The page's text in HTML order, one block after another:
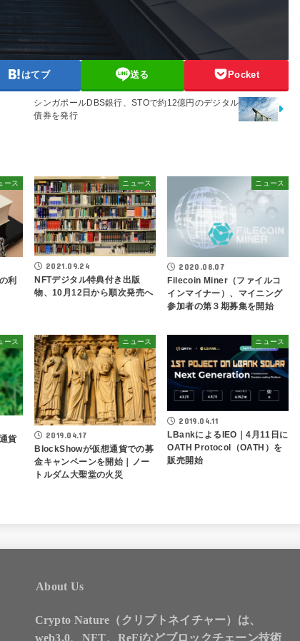
はてブ 送る Pocket
シンガポールDBS銀行、STOで約12億円のデジタル
債券を発行
ース
利
ニュース
2021.09.24
NFTデジタル特典付き出版
物、10月12日から順次発売へ
ニュース
2020.08.07
Filecoin Miner（ファイルコ
インマイナー）、マイニング
参加者の第３期募集を開始
ース
貨
ニュース
2019.04.17
BlockShowが仮想通貨での募
金キャンペーンを開始｜ノー
トルダム大聖堂の火災
ニュース
2019.04.11
LBankによるIEO｜4月11日に
OATH Protocol（OATH）を
販売開始
About Us
Crypto Nature（クリプトネイチャー）は、
web3.0、NFT、ReFiなどブロックチェーン技術